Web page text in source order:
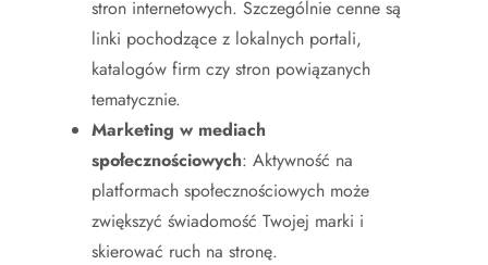
stron internetowych. Szczególnie cenne są
linki pochodzące z lokalnych portali,
katalogów firm czy stron powiązanych
tematycznie.
Marketing w mediach
społecznościowych: Aktywność na
platformach społecznościowych może
zwiększyć świadomość Twojej marki i
skierować ruch na stronę.